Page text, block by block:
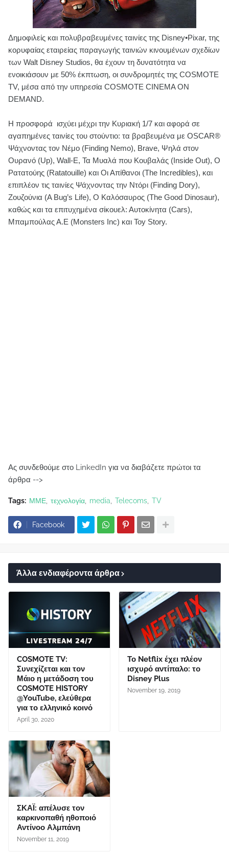
Δημοφιλείς και πολυβραβευμένες ταινίες της Disney•Pixar, της
κορυφαίας εταιρείας παραγωγής ταινιών κινουμένων σχεδίων
των Walt Disney Studios, θα έχουν τη δυνατότητα να
ενοικιάσουν με 50% έκπτωση, οι συνδρομητές της COSMOTE
TV, μέσα από την υπηρεσία COSMOTE CINEMA ON
DEMAND.
Η προσφορά ισχύει μέχρι την Κυριακή 1/7 και αφορά σε
αγαπημένες ταινίες του στούντιο: τα βραβευμένα με OSCAR®
Ψάχνοντας τον Νέμο (Finding Nemo), Brave, Ψηλά στον
Ουρανό (Up), Wall-E, Τα Μυαλά που Κουβαλάς (Inside Out), O
Ρατατούης (Ratatouille) και Οι Απίθανοι (The Incredibles), και
επιπλέον τις ταινίες Ψάχνοντας την Ντόρι (Finding Dory),
Ζουζούνια (A Bug’s Life), O Καλόσαυρος (The Good Dinosaur),
καθώς και τα επιτυχημένα σίκουελ: Αυτοκίνητα (Cars),
Μπαμπούλας Α.Ε (Monsters Inc) και Toy Story.
Ας συνδεθούμε στο LinkedIn για να διαβάζετε πρώτοι τα
άρθρα -->
Tags: ΜΜΕ τεχνολογία media Telecoms TV
Facebook
Άλλα ενδιαφέροντα άρθρα
COSMOTE TV:
Συνεχίζεται και τον
Μάιο η μετάδοση του
COSMOTE HISTORY
@YouTube, ελεύθερα
για το ελληνικό κοινό
April 30, 2020
Το Netflix έχει πλέον
ισχυρό αντίπαλο: το
Disney Plus
November 19, 2019
ΣΚΑΪ: απέλυσε τον
καρκινοπαθή ηθοποιό
Αντίνοο Αλμπάνη
November 11, 2019